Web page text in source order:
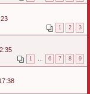
1 2 3
1 6 7 8 9